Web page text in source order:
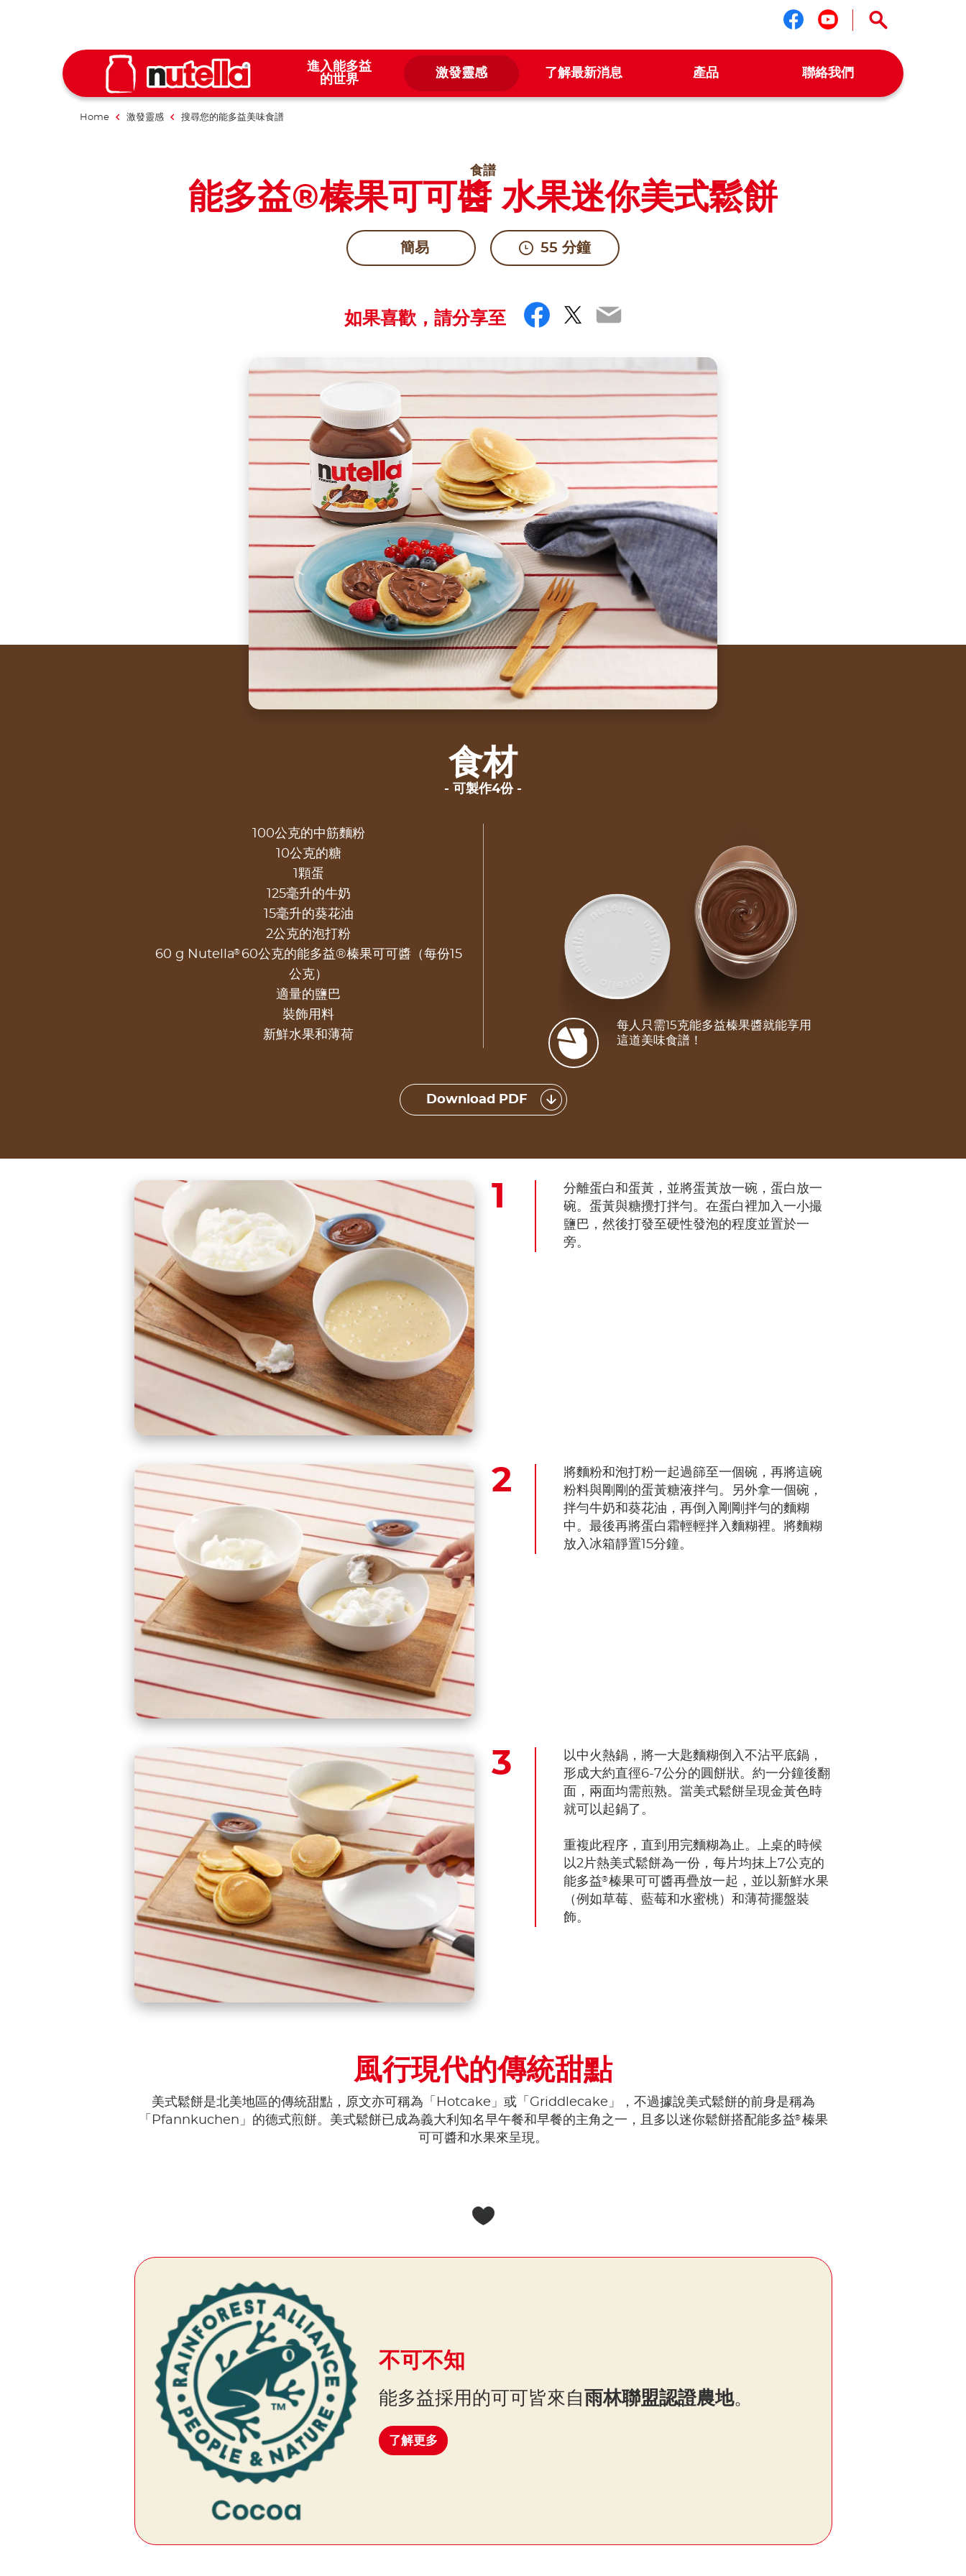
關注我們 facebook
關注我們
進入能多益
的世界
激發靈感 了解最新消息 產品 聯絡我們
Home 激發靈感 搜尋您的能多益美味食譜
食譜
能多益®榛果可可醬 水果迷你美式鬆餅
簡易 55 分鐘
如果喜歡，請分享至 Facebook
Twitter
Email
食材
可製作4份
100公克的中筋麵粉
10公克的糖
1顆蛋
125毫升的牛奶
15毫升的葵花油
2公克的泡打粉
60 g Nutella® 60公克的能多益®榛果可可醬（每份15
公克）
適量的鹽巴
裝飾用料
新鮮水果和薄荷
每人只需15克能多益榛果醬就能享用
這道美味食譜！
Download PDF
分離蛋白和蛋黃，並將蛋黃放一碗，蛋白放一
碗。蛋黃與糖攪打拌勻。在蛋白裡加入一小撮
鹽巴，然後打發至硬性發泡的程度並置於一
旁。
將麵粉和泡打粉一起過篩至一個碗，再將這碗
粉料與剛剛的蛋黃糖液拌勻。另外拿一個碗，
拌勻牛奶和葵花油，再倒入剛剛拌勻的麵糊
中。最後再將蛋白霜輕輕拌入麵糊裡。將麵糊
放入冰箱靜置15分鐘。
以中火熱鍋，將一大匙麵糊倒入不沾平底鍋，
形成大約直徑6-7公分的圓餅狀。約一分鐘後翻
面，兩面均需煎熟。當美式鬆餅呈現金黃色時
就可以起鍋了。
重複此程序，直到用完麵糊為止。上桌的時候
以2片熱美式鬆餅為一份，每片均抹上7公克的
能多益®榛果可可醬再疊放一起，並以新鮮水果
（例如草莓、藍莓和水蜜桃）和薄荷擺盤裝
飾。
風行現代的傳統甜點
美式鬆餅是北美地區的傳統甜點，原文亦可稱為「Hotcake」或「Griddlecake」，不過據說美式鬆餅的前身是稱為
「Pfannkuchen」的德式煎餅。美式鬆餅已成為義大利知名早午餐和早餐的主角之一，且多以迷你鬆餅搭配能多益®榛果
可可醬和水果來呈現。
不可不知
能多益採用的可可皆來自 雨林聯盟認證農地。
了解更多